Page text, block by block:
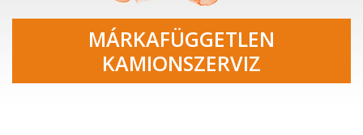
MÁRKAFÜGGETLEN
KAMIONSZERVIZ